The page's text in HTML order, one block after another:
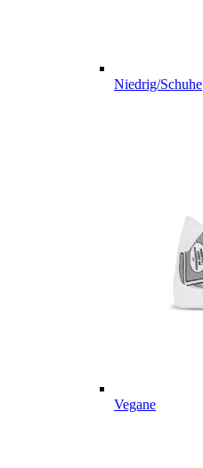
Niedrig/Schuhe
Vegane